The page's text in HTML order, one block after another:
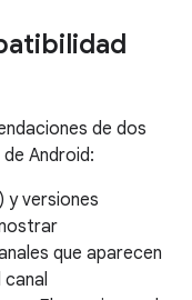
de dos
Android:
y versiones
que aparecen
canal